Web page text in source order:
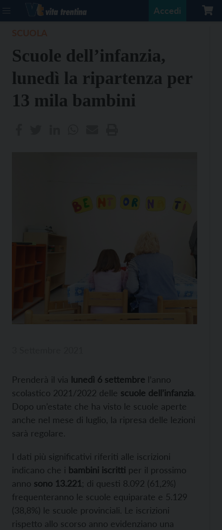
Accedi
Scuole dell’infanzia,
lunedì la ripartenza per
13 mila bambini
Prenderà il via lunedì 6 settembre l’anno
scolastico 2021/2022 delle scuole dell’infanzia.
Dopo un’estate che ha visto le scuole aperte
anche nel mese di luglio, la ripresa delle lezioni
sarà regolare.
I dati più significativi riferiti alle iscrizioni
indicano che i bambini iscritti per il prossimo
anno sono 13.221; di questi 8.092 (61,2%)
frequenteranno le scuole equiparate e 5.129
(38,8%) le scuole provinciali. Le iscrizioni
rispetto allo scorso anno evidenziano una